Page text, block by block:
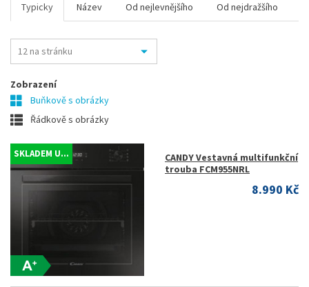
Typicky Název Od nejlevnějšího Od nejdražšího
Zobrazení
Buňkově s obrázky
Řádkově s obrázky
SKLADEM U...
CANDY Vestavná multifunkční
trouba FCM955NRL
8.990 Kč